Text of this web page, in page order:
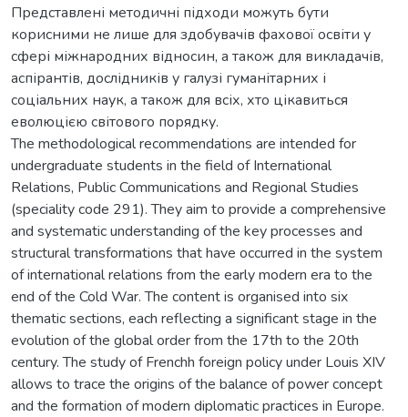
Представлені методичні підходи можуть бути
корисними не лише для здобувачів фахової освіти у
сфері міжнародних відносин, а також для викладачів,
аспірантів, дослідників у галузі гуманітарних і
соціальних наук, а також для всіх, хто цікавиться
еволюцією світового порядку.
The methodological recommendations are intended for
undergraduate students in the field of International
Relations, Public Communications and Regional Studies
(speciality code 291). They aim to provide a comprehensive
and systematic understanding of the key processes and
structural transformations that have occurred in the system
of international relations from the early modern era to the
end of the Cold War. The content is organised into six
thematic sections, each reflecting a significant stage in the
evolution of the global order from the 17th to the 20th
century. The study of Frenchh foreign policy under Louis XIV
allows to trace the origins of the balance of power concept
and the formation of modern diplomatic practices in Europe.